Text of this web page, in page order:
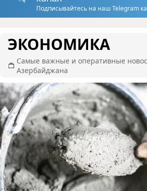
Подписывайтесь на наш Telegram
ЭКОНОМИКА
Самые важные и оперативные
Азербайджана